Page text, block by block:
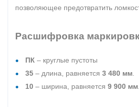
позволяющее предотвратить
Расшифровка
ПК – круглые пустоты
35 – длина, равняется 3 480 мм
10 – ширина, равняется 9 900 мм